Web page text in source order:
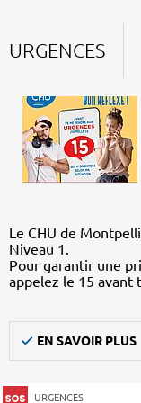
URGENCES
Le CHU de
Niveau 1.
Pour garantir une
appelez le 15 avant
EN SAVOIR PLUS
URGENCES